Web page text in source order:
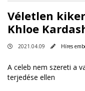
Véletlen
Khloe
2021.04.09 Híres
A celeb nem szereti a
terjedése ellen